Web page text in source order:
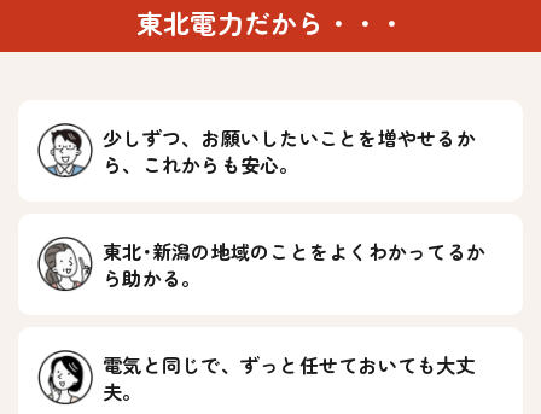
よりお申込み
東北電力だから・・・
少しずつ、お願いしたいことを増やせるか
ら、これからも安心。
東北･新潟の地域のことをよくわかってるか
ら助かる。
電気と同じで、ずっと任せておいても大丈
夫。